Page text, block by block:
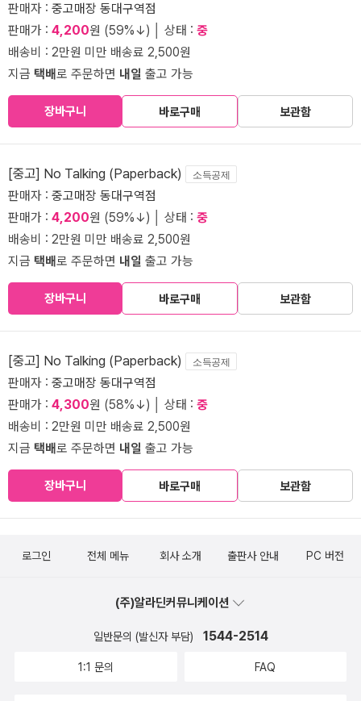
판매자 : 중고매장 동대구역점
판매가 : 4,200원 (59%↓) │ 상태 : 중
배송비 : 2만원 미만 배송료 2,500원
지금 택배로 주문하면 내일 출고 가능
장바구니 바로구매 보관함
[중고] No Talking (Paperback) 소득공제
판매자 : 중고매장 동대구역점
판매가 : 4,200원 (59%↓) │ 상태 : 중
배송비 : 2만원 미만 배송료 2,500원
지금 택배로 주문하면 내일 출고 가능
장바구니 바로구매 보관함
[중고] No Talking (Paperback) 소득공제
판매자 : 중고매장 동대구역점
판매가 : 4,300원 (58%↓) │ 상태 : 중
배송비 : 2만원 미만 배송료 2,500원
지금 택배로 주문하면 내일 출고 가능
장바구니 바로구매 보관함
로그인 전체 메뉴 회사 소개 출판사 안내 PC 버전
(주)알라딘커뮤니케이션
일반문의 (발신자 부담) 1544-2514
1:1 문의 FAQ